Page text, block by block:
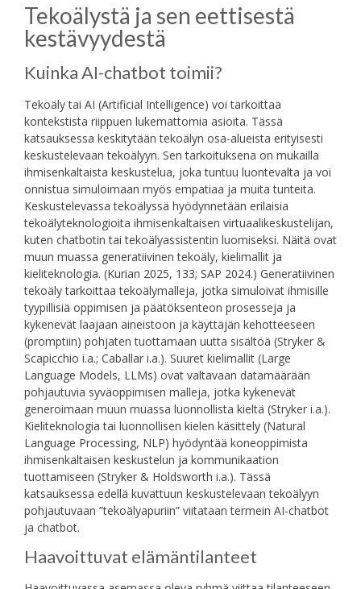
Tekoälystä ja sen eettisestä
kestävyydestä
Kuinka AI-chatbot toimii?
Tekoäly tai AI (Artificial Intelligence) voi tarkoittaa
kontekstista riippuen lukemattomia asioita. Tässä
katsauksessa keskitytään tekoälyn osa-alueista erityisesti
keskustelevaan tekoälyyn. Sen tarkoituksena on mukailla
ihmisenkaltaista keskustelua, joka tuntuu luontevalta ja voi
onnistua simuloimaan myös empatiaa ja muita tunteita.
Keskustelevassa tekoälyssä hyödynnetään erilaisia
tekoälyteknologioita ihmisenkaltaisen virtuaalikeskustelijan,
kuten chatbotin tai tekoälyassistentin luomiseksi. Näitä ovat
muun muassa generatiivinen tekoäly, kielimallit ja
kieliteknologia. (Kurian 2025, 133; SAP 2024.) Generatiivinen
tekoäly tarkoittaa tekoälymalleja, jotka simuloivat ihmisille
tyypillisiä oppimisen ja päätöksenteon prosesseja ja
kykenevät laajaan aineistoon ja käyttäjän kehotteeseen
(promptiin) pohjaten tuottamaan uutta sisältöä (Stryker &
Scapicchio i.a.; Caballar i.a.). Suuret kielimallit (Large
Language Models, LLMs) ovat valtavaan datamäärään
pohjautuvia syväoppimisen malleja, jotka kykenevät
generoimaan muun muassa luonnollista kieltä (Stryker i.a.).
Kieliteknologia tai luonnollisen kielen käsittely (Natural
Language Processing, NLP) hyödyntää koneoppimista
ihmisenkaltaisen keskustelun ja kommunikaation
tuottamiseen (Stryker & Holdsworth i.a.). Tässä
katsauksessa edellä kuvattuun keskustelevaan tekoälyyn
pohjautuvaan ”tekoälyapuriin” viitataan termein AI-chatbot
ja chatbot.
Haavoittuvat elämäntilanteet